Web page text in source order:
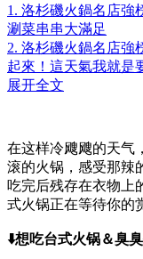
1. 洛杉磯火鍋名店強
涮菜串串大滿足
2. 洛杉磯火鍋名店強
起來！這天氣我就是
展开全文
在这样冷飕飕的天气
滚的火锅，感受那辣
吃完后残存在衣物上
式火锅正在等待你的
⬇️想吃台式火锅＆臭